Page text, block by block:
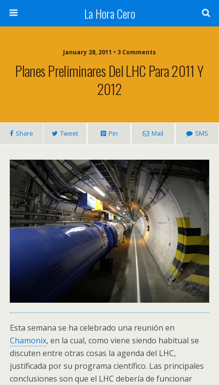
La Hora Cero
January 28, 2011 • 3 Comments
Planes Preliminares Del LHC Para 2011 Y
2012
Share Tweet Pin Mail SMS
Esta semana se ha celebrado una reunión en
Chamonix, en la cual, como viene siendo habitual se
discuten entre otras cosas la agenda del LHC,
justificada por su programa científico. Las principales
conclusiones son que el LHC debería de funcionar